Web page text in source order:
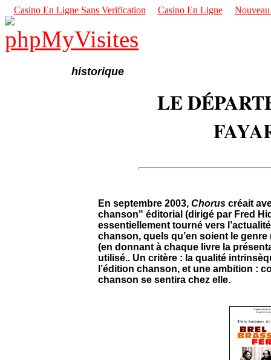
Casino En Ligne Sans Verification Casino En Ligne
historique
LE
En septembre 2003, Chorus créait
chanson" éditorial (dirigé par Fred
essentiellement tourné vers
chanson, quels qu’en soient le
(en donnant à chaque livre la
utilisé.. Un critère : la qualité
l’édition chanson, et une ambition :
chanson se sentira chez elle.